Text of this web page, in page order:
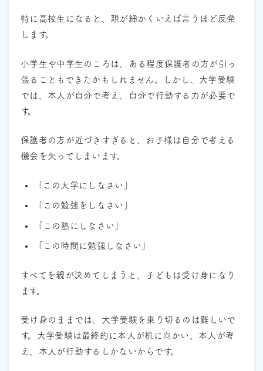
特に高校生になると、親が細かくいえば言うほど反発
します。
小学生や中学生のころは、ある程度保護者の方が引っ
張ることもできたかもしれません。しかし、大学受験
では、本人が自分で考え、自分で行動する力が必要で
す。
保護者の方が近づきすぎると、お子様は自分で考える
機会を失ってしまいます。
「この大学にしなさい」
「この勉強をしなさい」
「この塾にしなさい」
「この時間に勉強しなさい」
すべてを親が決めてしまうと、子どもは受け身になり
ます。
受け身のままでは、大学受験を乗り切るのは難しいで
す。大学受験は最終的に本人が机に向かい、本人が考
え、本人が行動するしかないからです。